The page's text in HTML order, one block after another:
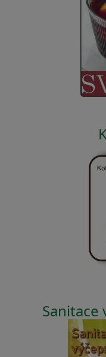
Sanitace